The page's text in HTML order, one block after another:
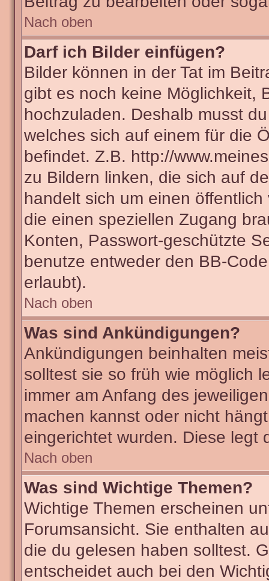
Nach oben
Darf ich Bilder einfügen?
Bilder können in der Tat im
gibt es noch keine Möglichkeit,
hochzuladen. Deshalb musst
welches sich auf einem für die
befindet. Z.B. http://
zu Bildern linken, die sich auf
handelt sich um einen
die einen speziellen Zugang
Konten, Passwort-geschützte
benutze entweder den BB-
erlaubt).
Nach oben
Was sind Ankündigungen?
Ankündigungen beinhalten
solltest sie so früh wie möglich
immer am Anfang des
machen kannst oder nicht
eingerichtet wurden. Diese legt
Nach oben
Was sind Wichtige Themen?
Wichtige Themen erscheinen
Forumsansicht. Sie enthalten
die du gelesen haben solltest.
entscheidet auch bei den